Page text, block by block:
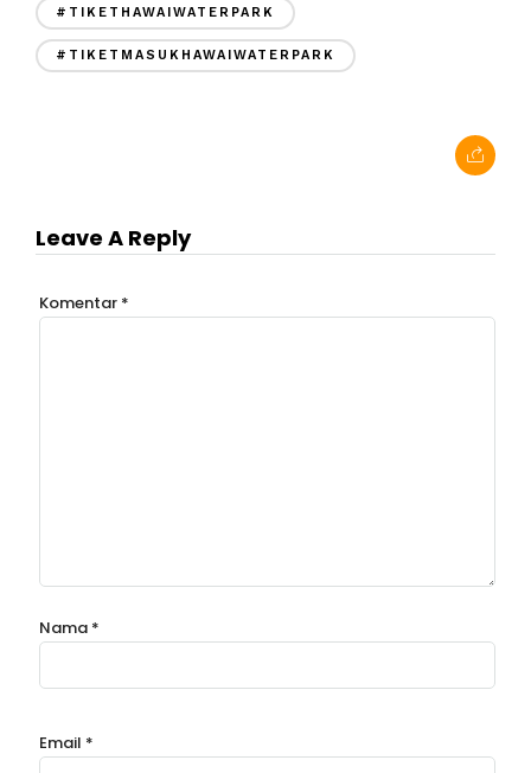
#TIKETHAWAIWATERPARK
#TIKETMASUKHAWAIWATERPARK
Leave A Reply
Komentar *
Nama *
Email *